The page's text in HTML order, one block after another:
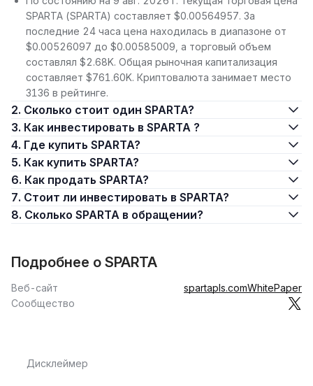
SPARTA (SPARTA) составляет $0.00564957. За
последние 24 часа цена находилась в диапазоне от
$0.00526097 до $0.00585009, а торговый объем
составлял $2.68K. Общая рыночная капитализация
составляет $761.60K. Криптовалюта занимает место
3136 в рейтинге.
2. Сколько стоит один SPARTA?
3. Как инвестировать в SPARTA ?
4. Где купить SPARTA?
5. Как купить SPARTA?
6. Как продать SPARTA?
7. Стоит ли инвестировать в SPARTA?
8. Сколько SPARTA в обращении?
Подробнее о SPARTA
Веб-сайт spartapls.comWhitePaper
Сообщество
Дисклеймер